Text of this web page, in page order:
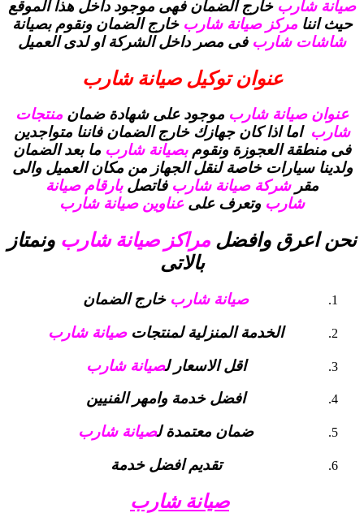
صيانة شاربخارج الضمان فهى موجود داخل هذا الموقع
حيث اننامركز صيانة شاربخارج الضمان ونقوم بصيانة
شاشات شاربفى مصر داخل الشركة او لدى العميل
عنوان توكيل صيانة شارب
عنوان صيانة شارب موجود على شهادة ضمان منتجات
شارباما اذا كان جهازك خارج الضمان فاننا متواجدين
فى منطقة العجوزة ونقوم بصيانة شارب ما بعد الضمان
ولدينا سيارات خاصة لنقل الجهاز من مكان العميل والى
مقرشركة صيانة شاربفاتصل بارقام صيانة
شارب وتعرف علىعناوين صيانة شارب
نحن اعرق وافضل مراكز صيانة شارب ونمتاز
بالاتى
صيانة شاربخارج الضمان
الخدمة المنزلية لمنتجاتصيانة شارب
اقل الاسعار لصيانة شارب
افضل خدمة وامهر الفنيين
ضمان معتمدة لصيانة شارب
تقديم افضل خدمة
صيانة شارب